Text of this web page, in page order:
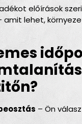
előírások
amit lehet,
– Ön